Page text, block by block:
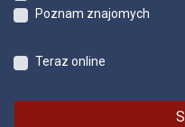
Poznam znajomych
Teraz online